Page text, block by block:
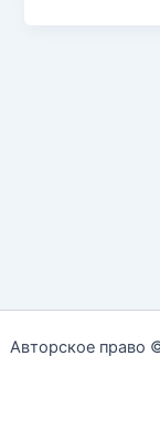
Авторское право